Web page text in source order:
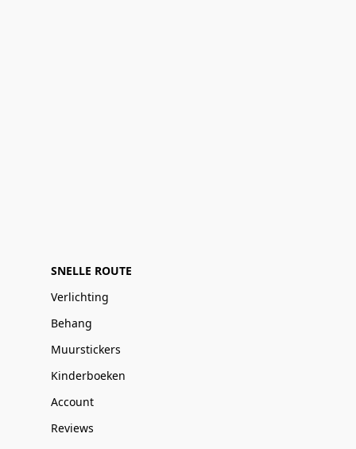
SNELLE ROUTE
Verlichting
Behang
Muurstickers
Kinderboeken
Account
Reviews